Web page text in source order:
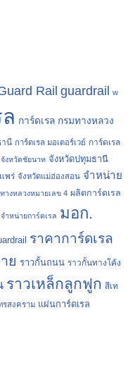
Rail guardrail w
การ์ดเรล กรมทางหลวง
านี การ์ดเรล มอเตอร์เวย์ การ์ดเรล
จังหวัดชัยนาท จังหวัดปทุมธานี
พร่ จังหวัดแม่ฮ่องสอน จำหน่าย
ทางหลวงหมายเลข 4 ผลิตการ์ดเรล
ำหน่ายการ์ดเรล มอก.
ราคาการ์ดเรล
ย ราวกั้นถนน ราวกั้นทางโค้ง
ราวเหล็กลูกฟูก สีเท
รสงคราม แผ่นการ์ดเรล